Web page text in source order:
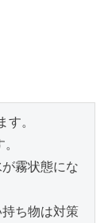
。
霧状態にな
ち物は対策